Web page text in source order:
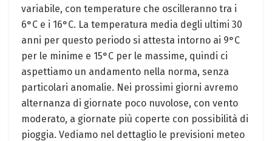
variabile, con temperature che ⁣oscilleranno⁢ tra i
6°C e i 16°C. La temperatura media degli ultimi 30
anni per questo periodo si attesta ⁣intorno ai ‍9°C
per le minime e 15°C per⁢ le massime, quindi ci​
aspettiamo‌ un andamento nella norma, senza
particolari anomalie. Nei prossimi ‍giorni avremo
alternanza di ‌giornate poco nuvolose, con vento
moderato, a⁣ giornate più coperte con⁣ possibilità di
pioggia. Vediamo nel dettaglio ‌le previsioni meteo